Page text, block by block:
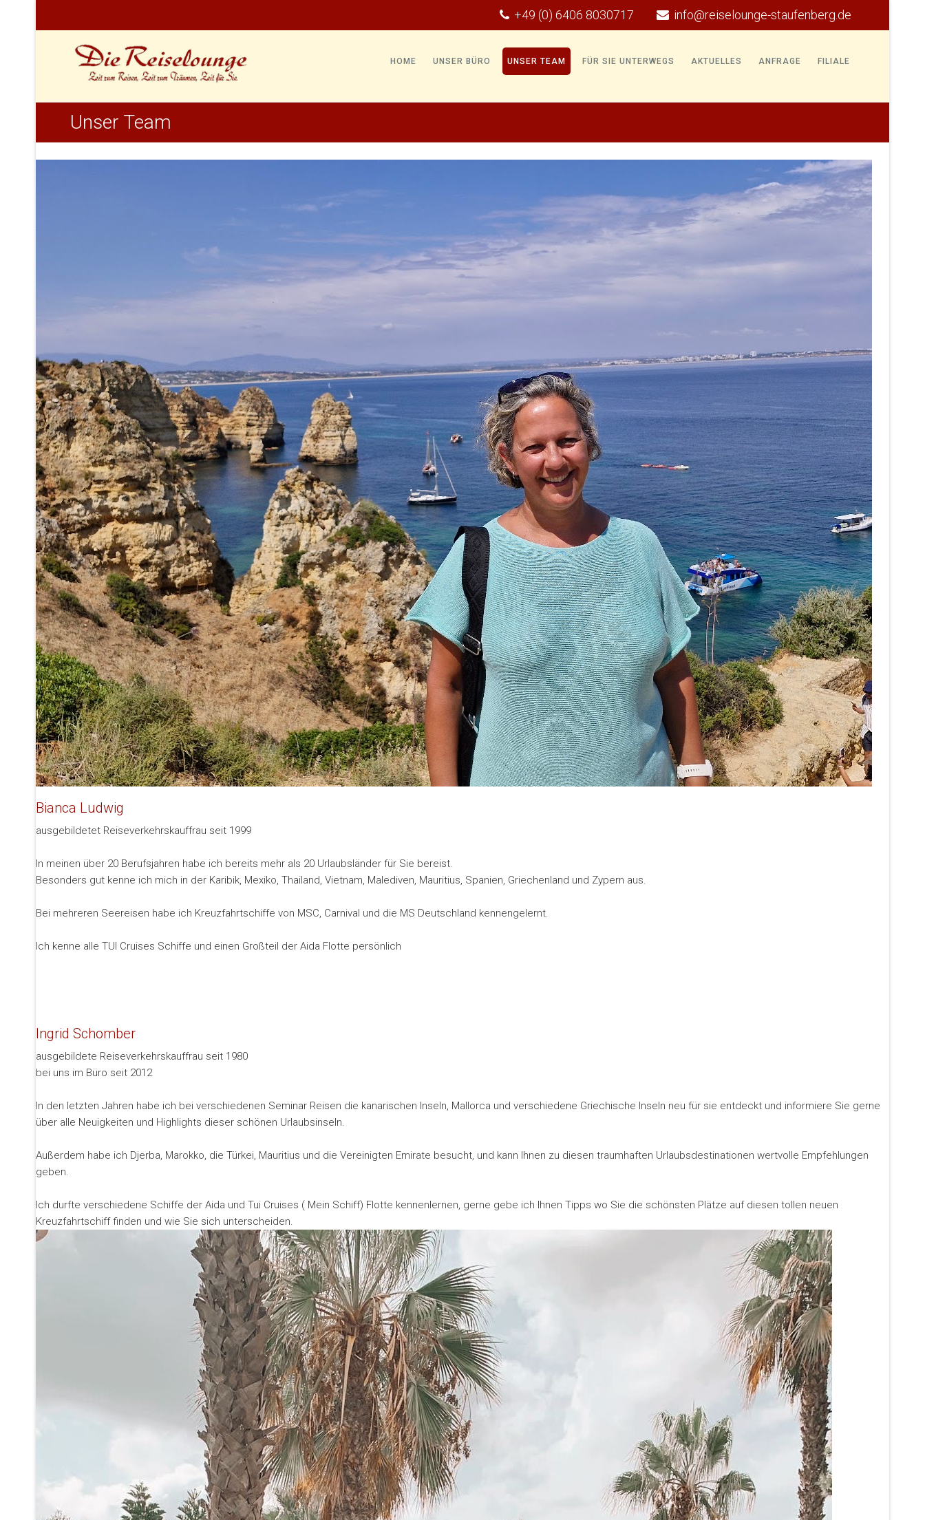
+49 (0) 6406 8030717 info@reiselounge-staufenberg.de
HOME UNSER BÜRO UNSER TEAM FÜR SIE UNTERWEGS AKTUELLES ANFRAGE FILIALE
Unser Team
Bianca Ludwig
ausgebildetet Reiseverkehrskauffrau seit 1999
In meinen über 20 Berufsjahren habe ich bereits mehr als 20 Urlaubsländer für Sie bereist.
Besonders gut kenne ich mich in der Karibik, Mexiko, Thailand, Vietnam, Malediven, Mauritius, Spanien, Griechenland und Zypern aus.
Bei mehreren Seereisen habe ich Kreuzfahrtschiffe von MSC, Carnival und die MS Deutschland kennengelernt.
Ich kenne alle TUI Cruises Schiffe und einen Großteil der Aida Flotte persönlich
Ingrid Schomber
ausgebildete Reiseverkehrskauffrau seit 1980
bei uns im Büro seit 2012
In den letzten Jahren habe ich bei verschiedenen Seminar Reisen die kanarischen Inseln, Mallorca und verschiedene Griechische Inseln neu für sie entdeckt und informiere Sie gerne
über alle Neuigkeiten und Highlights dieser schönen Urlaubsinseln.
Außerdem habe ich Djerba, Marokko, die Türkei, Mauritius und die Vereinigten Emirate besucht, und kann Ihnen zu diesen traumhaften Urlaubsdestinationen wertvolle Empfehlungen
geben.
Ich durfte verschiedene Schiffe der Aida und Tui Cruises ( Mein Schiff) Flotte kennenlernen, gerne gebe ich Ihnen Tipps wo Sie die schönsten Plätze auf diesen tollen neuen
Kreuzfahrtschiff finden und wie Sie sich unterscheiden.